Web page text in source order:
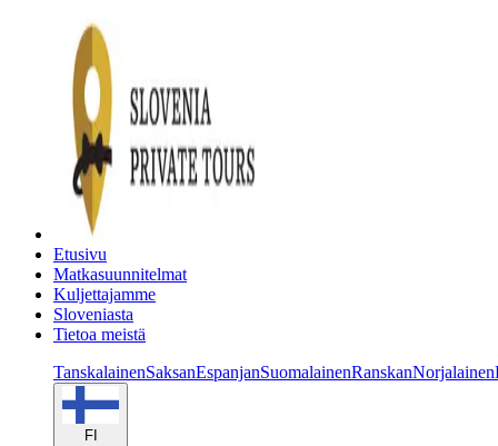
Etusivu
Matkasuunnitelmat
Kuljettajamme
Sloveniasta
Tietoa meistä
TanskalainenSaksanEspanjanSuomalainenRanskanNorjalainen
FI